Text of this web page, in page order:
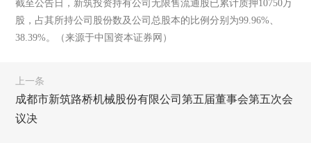
截至公告日，新筑投资持有公司无限售流通股已累计质押10750万
股，占其所持公司股份数及公司总股本的比例分别为99.96%、
38.39%。（来源于中国资本证券网）
上一条
成都市新筑路桥机械股份有限公司第五届董事会第五次会
议决